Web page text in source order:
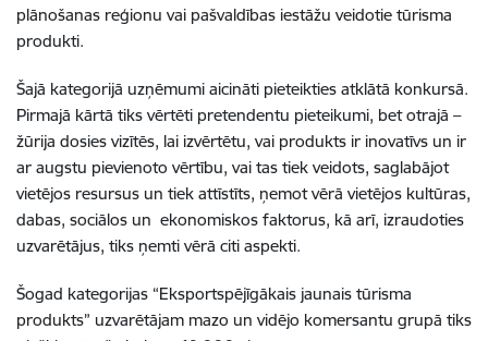
plānošanas reģionu vai pašvaldības iestāžu veidotie tūrisma
produkti.
Šajā kategorijā uzņēmumi aicināti pieteikties atklātā konkursā.
Pirmajā kārtā tiks vērtēti pretendentu pieteikumi, bet otrajā –
žūrija dosies vizītēs, lai izvērtētu, vai produkts ir inovatīvs un ir
ar augstu pievienoto vērtību, vai tas tiek veidots, saglabājot
vietējos resursus un tiek attīstīts, ņemot vērā vietējos kultūras,
dabas, sociālos un ekonomiskos faktorus, kā arī, izraudoties
uzvarētājus, tiks ņemti vērā citi aspekti.
Šogad kategorijas “Eksportspējīgākais jaunais tūrisma
produkts” uzvarētājam mazo un vidējo komersantu grupā tiks